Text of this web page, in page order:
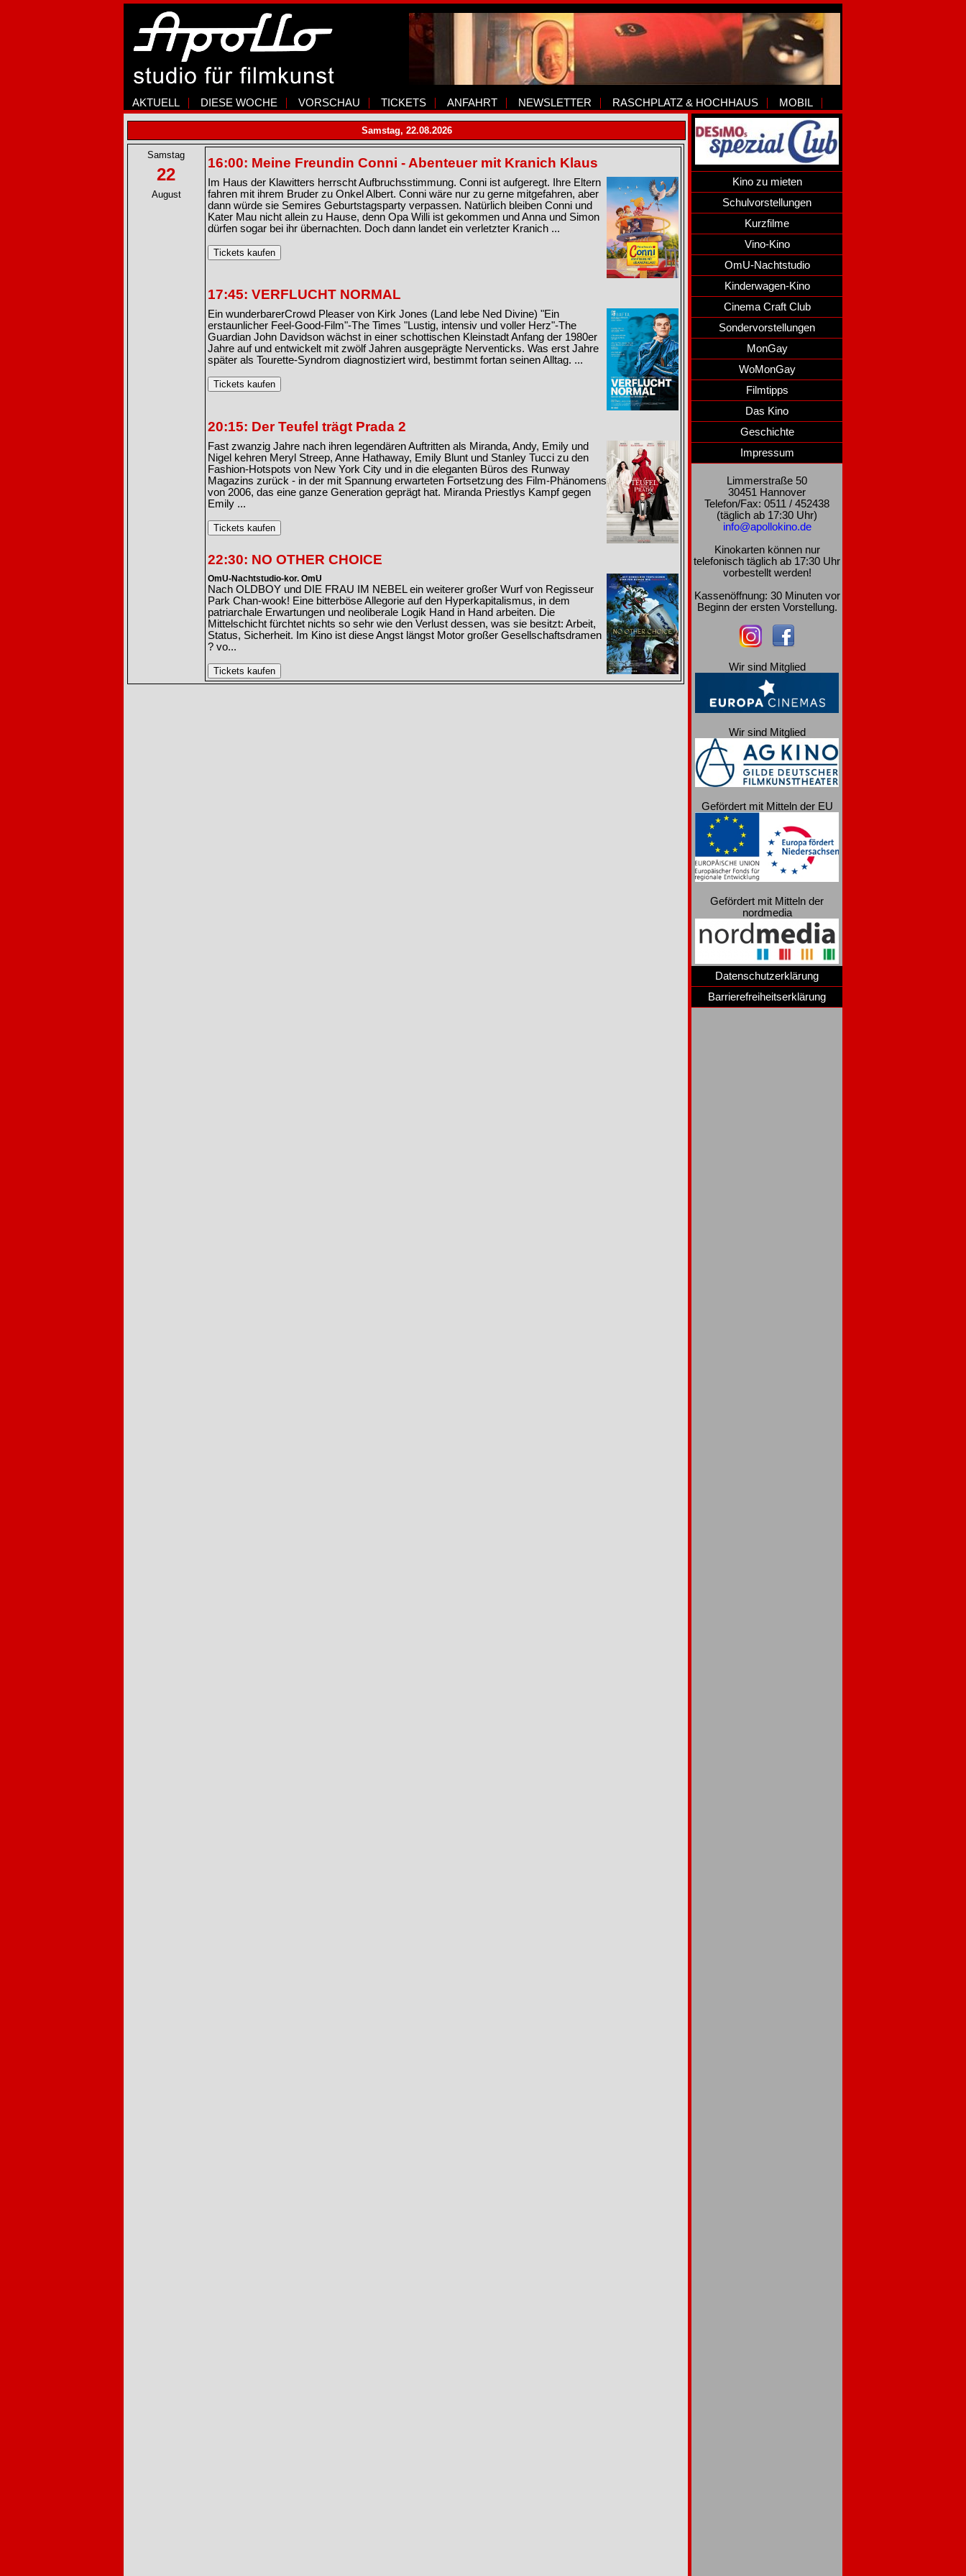
AKTUELL DIESE WOCHE VORSCHAU TICKETS ANFAHRT NEWSLETTER RASCHPLATZ & HOCHHAUS MOBIL
Kino zu mieten
Schulvorstellungen
Kurzfilme
Vino-Kino
OmU-Nachtstudio
Kinderwagen-Kino
Cinema Craft Club
Sondervorstellungen
MonGay
WoMonGay
Filmtipps
Das Kino
Geschichte
Impressum
Limmerstraße 50
30451 Hannover
Telefon/Fax: 0511 / 452438
(täglich ab 17:30 Uhr)
info@apollokino.de
Kinokarten können nur
telefonisch täglich ab 17:30 Uhr
vorbestellt werden!
Kassenöffnung: 30 Minuten vor
Beginn der ersten Vorstellung.
Wir sind Mitglied
Wir sind Mitglied
Gefördert mit Mitteln der EU
Gefördert mit Mitteln der
nordmedia
Datenschutzerklärung
Barrierefreiheitserklärung
Samstag, 22.08.2026
Samstag
22
August
16:00: Meine Freundin Conni - Abenteuer mit Kranich Klaus
Im Haus der Klawitters herrscht Aufbruchsstimmung. Conni ist aufgeregt. Ihre Eltern
fahren mit ihrem Bruder zu Onkel Albert. Conni wäre nur zu gerne mitgefahren, aber
dann würde sie Semires Geburtstagsparty verpassen. Natürlich bleiben Conni und
Kater Mau nicht allein zu Hause, denn Opa Willi ist gekommen und Anna und Simon
dürfen sogar bei ihr übernachten. Doch dann landet ein verletzter Kranich ...
17:45: VERFLUCHT NORMAL
Ein wunderbarerCrowd Pleaser von Kirk Jones (Land lebe Ned Divine) "Ein
erstaunlicher Feel-Good-Film"-The Times "Lustig, intensiv und voller Herz"-The
Guardian John Davidson wächst in einer schottischen Kleinstadt Anfang der 1980er
Jahre auf und entwickelt mit zwölf Jahren ausgeprägte Nerventicks. Was erst Jahre
später als Tourette-Syndrom diagnostiziert wird, bestimmt fortan seinen Alltag. ...
20:15: Der Teufel trägt Prada 2
Fast zwanzig Jahre nach ihren legendären Auftritten als Miranda, Andy, Emily und
Nigel kehren Meryl Streep, Anne Hathaway, Emily Blunt und Stanley Tucci zu den
Fashion-Hotspots von New York City und in die eleganten Büros des Runway
Magazins zurück - in der mit Spannung erwarteten Fortsetzung des Film-Phänomens
von 2006, das eine ganze Generation geprägt hat. Miranda Priestlys Kampf gegen
Emily ...
22:30: NO OTHER CHOICE
OmU-Nachtstudio-kor. OmU
Nach OLDBOY und DIE FRAU IM NEBEL ein weiterer großer Wurf von Regisseur
Park Chan-wook! Eine bitterböse Allegorie auf den Hyperkapitalismus, in dem
patriarchale Erwartungen und neoliberale Logik Hand in Hand arbeiten. Die
Mittelschicht fürchtet nichts so sehr wie den Verlust dessen, was sie besitzt: Arbeit,
Status, Sicherheit. Im Kino ist diese Angst längst Motor großer Gesellschaftsdramen
? vo...